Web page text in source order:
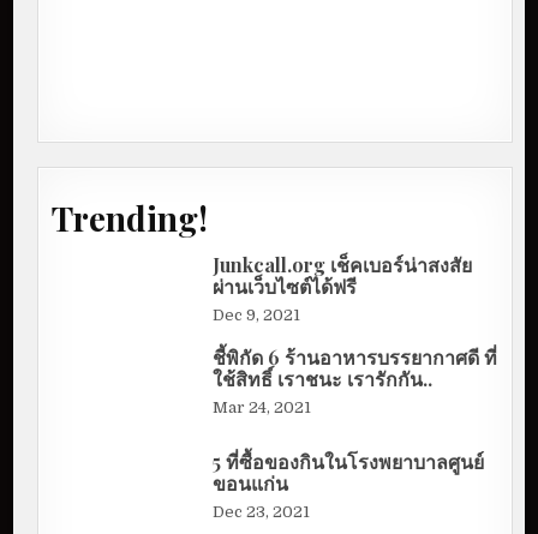
Trending!
Junkcall.org เช็คเบอร์น่าสงสัย
ผ่านเว็บไซต์ได้ฟรี
Dec 9, 2021
ชี้พิกัด 6 ร้านอาหารบรรยากาศดี ที่
ใช้สิทธิ์ เราชนะ เรารักกัน..
Mar 24, 2021
5 ที่ซื้อของกินในโรงพยาบาลศูนย์
ขอนแก่น
Dec 23, 2021